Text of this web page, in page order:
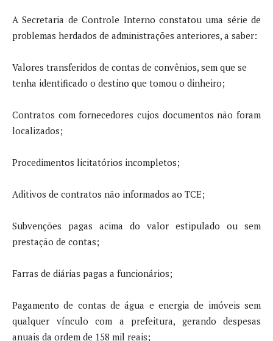
A Secretaria de Controle Interno constatou uma série de
problemas herdados de administrações anteriores, a saber:
Valores transferidos de contas de convênios, sem que se
tenha identificado o destino que tomou o dinheiro;
Contratos com fornecedores cujos documentos não foram
localizados;
Procedimentos licitatórios incompletos;
Aditivos de contratos não informados ao TCE;
Subvenções pagas acima do valor estipulado ou sem
prestação de contas;
Farras de diárias pagas a funcionários;
Pagamento de contas de água e energia de imóveis sem
qualquer vínculo com a prefeitura, gerando despesas
anuais da ordem de 158 mil reais;